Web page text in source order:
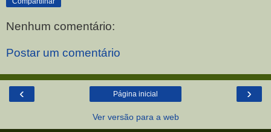
Nenhum comentário:
Postar um comentário
‹ ›
Página inicial
Ver versão para a web